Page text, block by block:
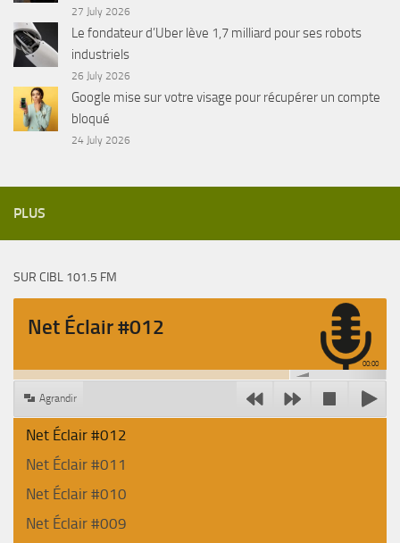
27 July 2026
Le fondateur d’Uber lève 1,7 milliard pour ses robots
industriels
26 July 2026
Google mise sur votre visage pour récupérer un compte
bloqué
24 July 2026
PLUS
SUR CIBL 101.5 FM
Net Éclair #012
00:00
Agrandir
Net Éclair #012
Net Éclair #011
Net Éclair #010
Net Éclair #009